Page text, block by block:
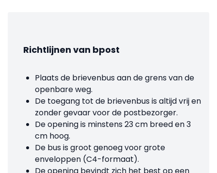
Richtlijnen van bpost
Plaats de brievenbus aan de grens van de
openbare weg.
De toegang tot de brievenbus is altijd vrij en
zonder gevaar voor de postbezorger.
De opening is minstens 23 cm breed en 3
cm hoog.
De bus is groot genoeg voor grote
enveloppen (C4-formaat).
De opening bevindt zich het best op een